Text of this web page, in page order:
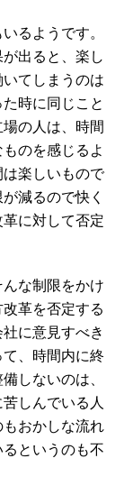
るようです。
出ると、楽し
てしまうのは
時に同じこと
の人は、時間
のを感じるよ
楽しいもので
減るので快く
に対して否定
な制限をかけ
革を否定する
に意見すべき
、時間内に終
しないのは、
しんでいる人
おかしな流れ
というのも不